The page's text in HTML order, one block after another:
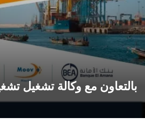
بالتعاون مع وكالة تشغيل